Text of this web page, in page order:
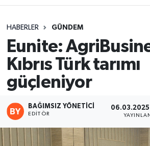
HABERLER GÜNDEM
Eunite:
Kıbrıs Türk tarımı
güçleniyor
BAĞIMSIZ YÖNETICI
EDITÖR
06.03.2025